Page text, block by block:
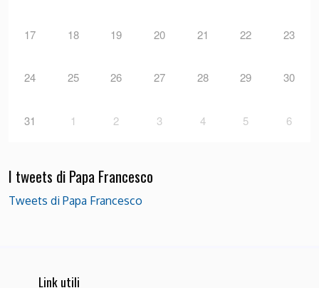
17 18 19 20 21 22 23
24 25 26 27 28 29 30
31 1 2 3 4 5 6
I tweets di Papa Francesco
Tweets di Papa Francesco
Link utili